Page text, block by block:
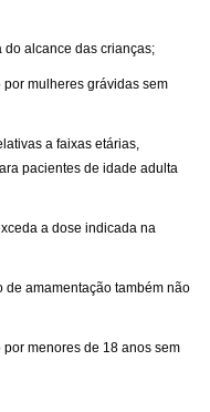
do alcance das crianças;
mulheres grávidas sem
a faixas etárias,
pacientes de idade adulta
a dose indicada na
de amamentação também não
menores de 18 anos sem